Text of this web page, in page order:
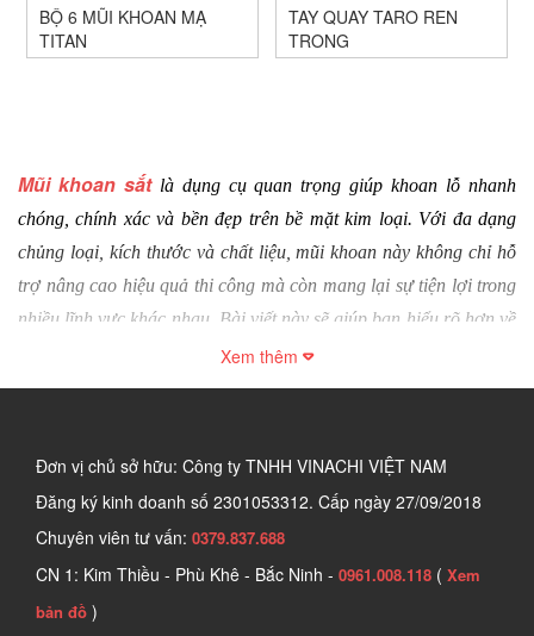
BỘ 6 MŨI KHOAN MẠ
TITAN
TAY QUAY TARO REN
TRONG
Mũi khoan sắt là dụng cụ quan trọng giúp khoan lỗ nhanh
chóng, chính xác và bền đẹp trên bề mặt kim loại. Với đa dạng
chủng loại, kích thước và chất liệu, mũi khoan này không chỉ hỗ
trợ nâng cao hiệu quả thi công mà còn mang lại sự tiện lợi trong
nhiều lĩnh vực khác nhau. Bài viết này sẽ giúp bạn hiểu rõ hơn về
đặc điểm, ứng dụng và cách chọn mua mũi khoan phù hợp nhất.
Mũi khoan sắt là dụng cụ chuyên dụng được thiết kế để khoan
trên bề mặt sắt và các kim loại cứng. Sản phẩm sở hữu kết cấu
chắc chắn, độ cứng cao, đảm bảo khả năng chịu lực và duy trì độ
bền trong quá trình sử dụng.
Xem thêm
Đơn vị chủ sở hữu: Công ty TNHH VINACHI VIỆT NAM
Đăng ký kinh doanh số 2301053312. Cấp ngày 27/09/2018
Chuyên viên tư vấn: 0379.837.688
CN 1: Kim Thiều - Phù Khê - Bắc Ninh - 0961.008.118 ( Xem
bản đồ )